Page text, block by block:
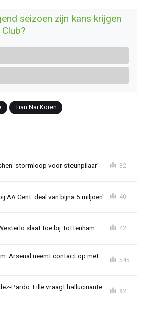
seizoen zijn kans krijgen
Tian Nai Koren
stormloop voor steunpilaar' 32
AA Gent: deal van bijna 5 miljoen' 40
slaat toe bij Tottenham 42
Arsenal neemt contact op met
545
Pardo: Lille vraagt hallucinante
82